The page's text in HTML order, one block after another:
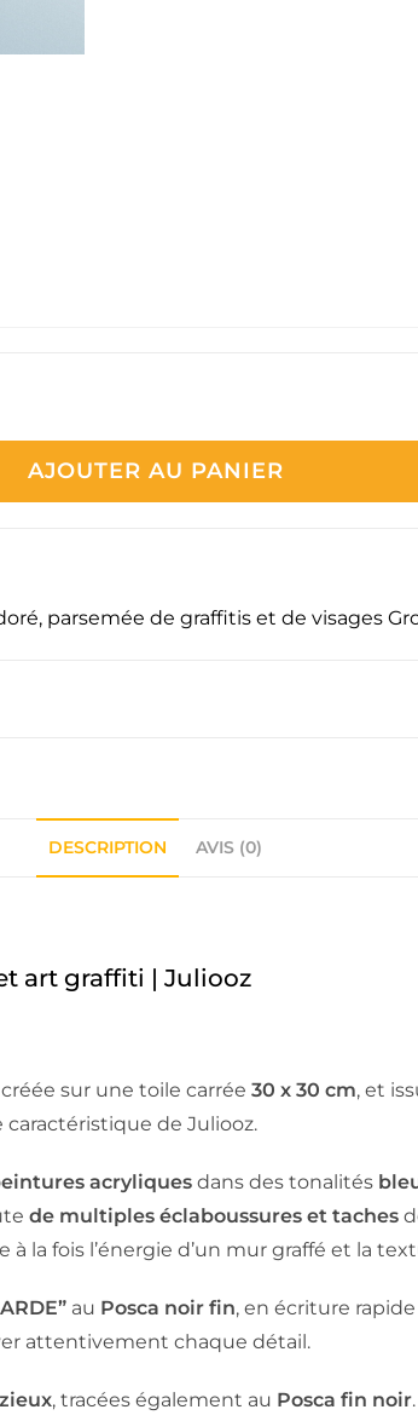
AJOUTER AU PANIER
parsemée de graffitis et de visages
DESCRIPTION AVIS (0)
art graffiti | Juliooz
sur une toile carrée 30 x 30 cm, et
de Juliooz.
acryliques dans des tonalités
de multiples éclaboussures et taches
la fois l’énergie d’un mur graffé et la
au Posca noir fin, en écriture
attentivement chaque détail.
, tracées également au Posca fin noir